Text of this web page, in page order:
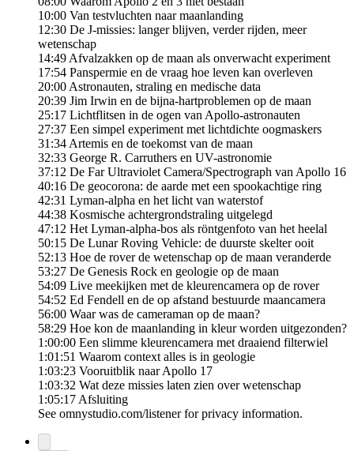
10:00 Van testvluchten naar maanlanding
12:30 De J-missies: langer blijven, verder rijden, meer
wetenschap
14:49 Afvalzakken op de maan als onverwacht experiment
17:54 Panspermie en de vraag hoe leven kan overleven
20:00 Astronauten, straling en medische data
20:39 Jim Irwin en de bijna-hartproblemen op de maan
25:17 Lichtflitsen in de ogen van Apollo-astronauten
27:37 Een simpel experiment met lichtdichte oogmaskers
31:34 Artemis en de toekomst van de maan
32:33 George R. Carruthers en UV-astronomie
37:12 De Far Ultraviolet Camera/Spectrograph van Apollo 16
40:16 De geocorona: de aarde met een spookachtige ring
42:31 Lyman-alpha en het licht van waterstof
44:38 Kosmische achtergrondstraling uitgelegd
47:12 Het Lyman-alpha-bos als röntgenfoto van het heelal
50:15 De Lunar Roving Vehicle: de duurste skelter ooit
52:13 Hoe de rover de wetenschap op de maan veranderde
53:27 De Genesis Rock en geologie op de maan
54:09 Live meekijken met de kleurencamera op de rover
54:52 Ed Fendell en de op afstand bestuurde maancamera
56:00 Waar was de cameraman op de maan?
58:29 Hoe kon de maanlanding in kleur worden uitgezonden?
1:00:00 Een slimme kleurencamera met draaiend filterwiel
1:01:51 Waarom context alles is in geologie
1:03:23 Vooruitblik naar Apollo 17
1:03:32 Wat deze missies laten zien over wetenschap
1:05:17 Afsluiting
See omnystudio.com/listener for privacy information.